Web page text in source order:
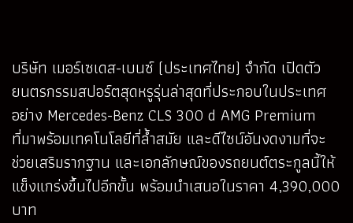
บริษัท เมอร์เซเดส-เบนซ์ (ประเทศไทย) จำกัด เปิดตัว
ยนตรกรรมสปอร์ตสุดหรูรุ่นล่าสุดที่ประกอบในประเทศ
อย่าง Mercedes-Benz CLS 300 d AMG Premium
ที่มาพร้อมเทคโนโลยีที่ล้ำสมัย และดีไซน์อันงดงามที่จะ
ช่วยเสริมรากฐาน และเอกลักษณ์ของรถยนต์ตระกูลนี้ให้
แข็งแกร่งขึ้นไปอีกขั้น พร้อมนำเสนอในราคา 4,390,000
บาท